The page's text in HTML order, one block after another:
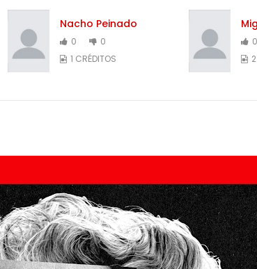
Nacho Peinado
0
0
1 CRÉDITOS
0